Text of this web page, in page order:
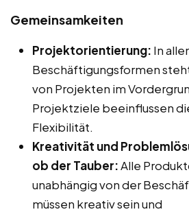
Gemeinsamkeiten
Projektorientierung: In
Beschäftigungsformen
von Projekten im
Projektziele beeinflussen
Flexibilität.
Kreativität und
ob der Tauber:Alle
unabhängig von der
müssen kreativ sein und